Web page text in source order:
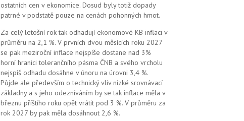
ostatních cen v ekonomice. Dosud byly totiž dopady
patrné v podstatě pouze na cenách pohonných hmot.
Za celý letošní rok tak odhadují ekonomové KB inflaci v
průměru na 2,1 %. V prvních dvou měsících roku 2027
se pak meziroční inflace nejspíše dostane nad 3%
horní hranici tolerančního pásma ČNB a svého vrcholu
nejspíš odhadu dosáhne v únoru na úrovni 3,4 %.
Půjde ale především o technický vliv nízké srovnávací
základny a s jeho odezníváním by se tak inflace měla v
březnu příštího roku opět vrátit pod 3 %. V průměru za
rok 2027 by pak měla dosáhnout 2,6 %.